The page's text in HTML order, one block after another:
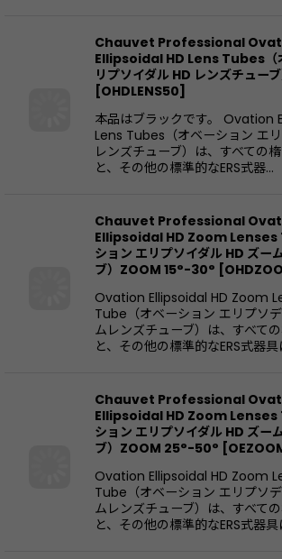
Chauvet Professional
Ellipsoidal HD Lens Tubes（
リプソイダル HD レンズチュー
[OHDLENS50]
本品はブラックです。 Ovation
Lens Tubes（オベーション エ
レンズチューブ）は、すべての
と、その他の標準的なERS式器…
Chauvet Professional
Ellipsoidal HD Zoom Lenses
ション エリプソイダル HD ズー
ブ）ZOOM 15°-30° [
Ovation Ellipsoidal HD Zoom
Tube（オベーション エリプソ
ムレンズチューブ）は、すべて
と、その他の標準的なERS式器
Chauvet Professional
Ellipsoidal HD Zoom Lenses
ション エリプソイダル HD ズー
ブ）ZOOM 25°-50° [
Ovation Ellipsoidal HD Zoom
Tube（オベーション エリプソ
ムレンズチューブ）は、すべて
と、その他の標準的なERS式器